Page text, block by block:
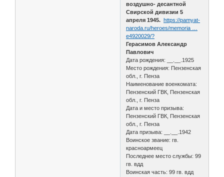
воздушно- десантной
Свирской дивизии 5
апреля 1945. https://pamyat-
naroda.ru/heroes/memoria …
e4920029/?
Герасимов Александр
Павлович
Дата рождения: __.__.1925
Место рождения: Пензенская
обл., г. Пенза
Наименование военкомата:
Пензенский ГВК, Пензенская
обл., г. Пенза
Дата и место призыва:
Пензенский ГВК, Пензенская
обл., г. Пенза
Дата призыва: __.__.1942
Воинское звание: гв.
красноармеец
Последнее место службы: 99
гв. вдд
Воинская часть: 99 гв. вдд